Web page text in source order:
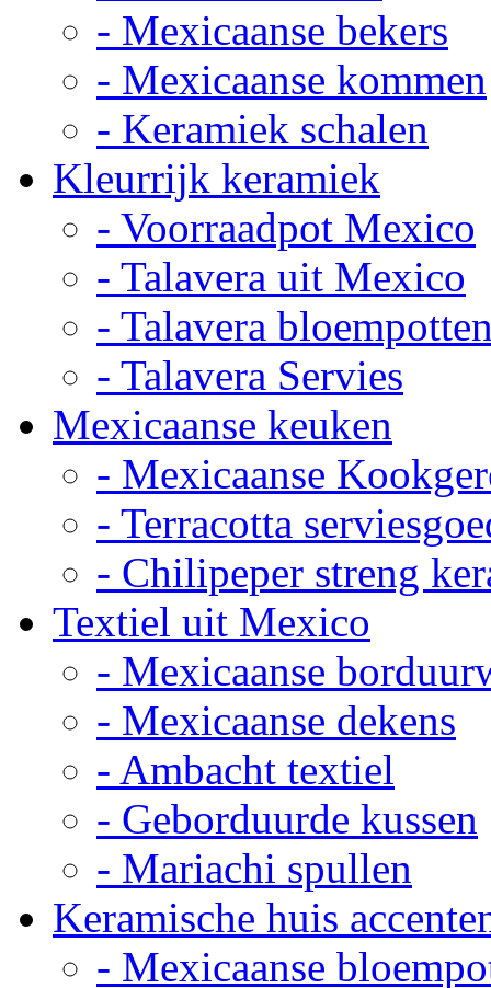
- Mexicaanse bekers
- Mexicaanse kommen
- Keramiek schalen
Kleurrijk keramiek
- Voorraadpot Mexico
- Talavera uit Mexico
- Talavera
- Talavera Servies
Mexicaanse keuken
- Mexicaanse
- Terracotta
- Chilipeper streng
Textiel uit Mexico
- Mexicaanse
- Mexicaanse dekens
- Ambacht textiel
- Geborduurde kussen
- Mariachi spullen
Keramische huis
- Mexicaanse